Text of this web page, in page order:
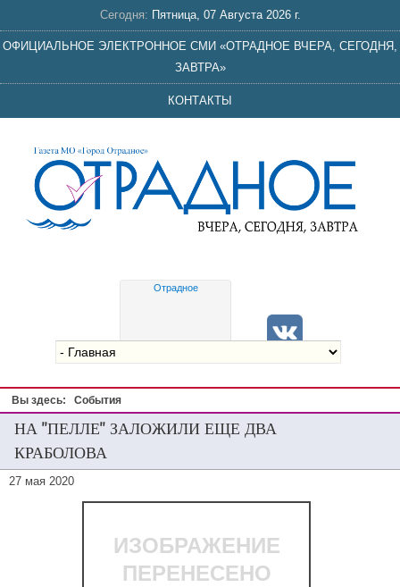
Сегодня: Пятница, 07 Августа 2026 г.
ОФИЦИАЛЬНОЕ ЭЛЕКТРОННОЕ СМИ «ОТРАДНОЕ ВЧЕРА, СЕГОДНЯ,
ЗАВТРА»
КОНТАКТЫ
Отрадное
Вы здесь: События
НА "ПЕЛЛЕ" ЗАЛОЖИЛИ ЕЩЕ ДВА
КРАБОЛОВА
27 мая 2020
ИЗОБРАЖЕНИЕ
ПЕРЕНЕСЕНО